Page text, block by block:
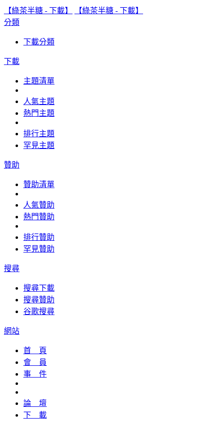
【綠茶半糖 - 下載】
【綠茶半糖 - 下載】
分類
下載分類
下載
主題清單
人氣主題
熱門主題
排行主題
罕見主題
贊助
贊助清單
人氣贊助
熱門贊助
排行贊助
罕見贊助
搜尋
搜尋下載
搜尋贊助
谷歌搜尋
網站
首 頁
會 員
事 件
論 壇
下 載